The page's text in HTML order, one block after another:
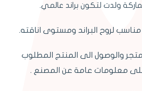
لروح البراند ومستوى اناقته.
والوصول الى المنتج المطلوب
معلومات عامة عن المصنع .